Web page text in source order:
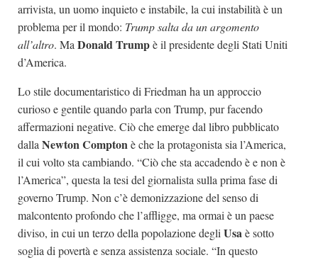
arrivista, un uomo inquieto e instabile, la cui instabilità è un
problema per il mondo: Trump salta da un argomento
all’altro. MaDonald Trumpè il presidente degli Stati Uniti
d’America.
Lo stile documentaristico di Friedman ha un approccio
curioso e gentile quando parla con Trump, pur facendo
affermazioni negative. Ciò che emerge dal libro pubblicato
dallaNewton Comptonè che la protagonista sia l’America,
il cui volto sta cambiando. “Ciò che sta accadendo è e non è
l’America”, questa la tesi del giornalista sulla prima fase di
governo Trump. Non c’è demonizzazione del senso di
malcontento profondo che l’affligge, ma ormai è un paese
diviso, in cui un terzo della popolazione degliUsaè sotto
soglia di povertà e senza assistenza sociale. “In questo